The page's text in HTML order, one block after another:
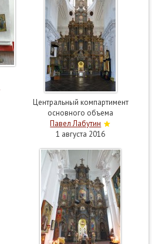
Центральный компартимент
основного объема
Павел Лабутин
1 августа 2016